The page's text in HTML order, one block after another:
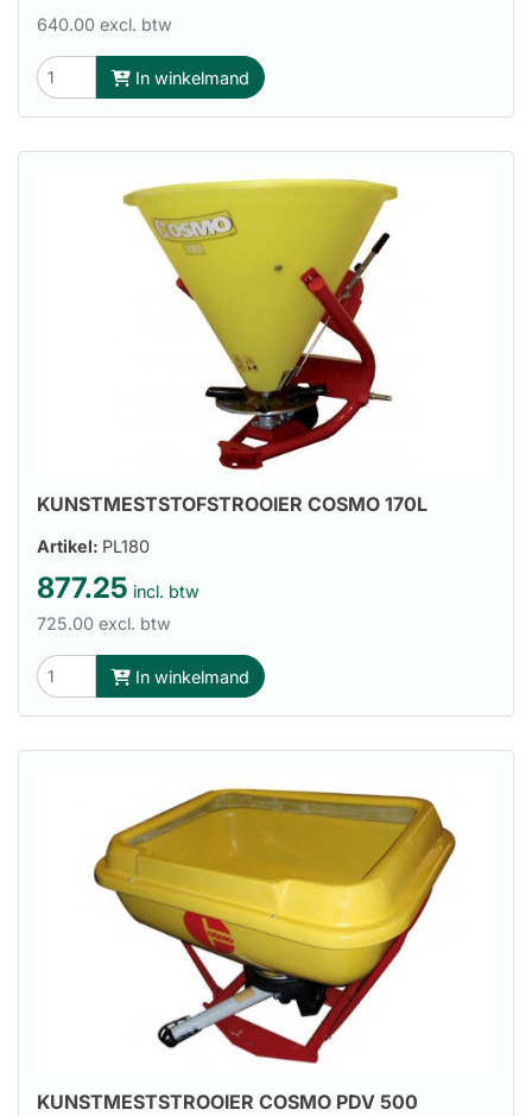
640.00 excl. btw
In winkelmand
KUNSTMESTSTOFSTROOIER COSMO 170L
Artikel: PL180
877.25 incl. btw
725.00 excl. btw
In winkelmand
KUNSTMESTSTROOIER COSMO PDV 500